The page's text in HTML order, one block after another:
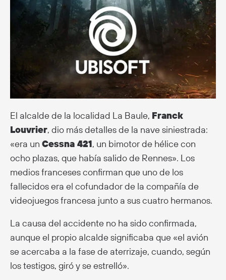
El alcalde de la localidad La Baule, Franck
Louvrier, dio más detalles de la nave siniestrada:
«era un Cessna 421, un bimotor de hélice con
ocho plazas, que había salido de Rennes». Los
medios franceses confirman que uno de los
fallecidos era el cofundador de la compañía de
videojuegos francesa junto a sus cuatro hermanos.
La causa del accidente no ha sido confirmada,
aunque el propio alcalde significaba que «el avión
se acercaba a la fase de aterrizaje, cuando, según
los testigos, giró y se estrelló».